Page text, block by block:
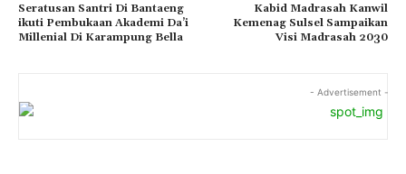
Seratusan Santri Di Bantaeng
ikuti Pembukaan Akademi Da’i
Millenial Di Karampung Bella
Kabid Madrasah Kanwil
Kemenag Sulsel Sampaikan
Visi Madrasah 2030
- Advertisement -